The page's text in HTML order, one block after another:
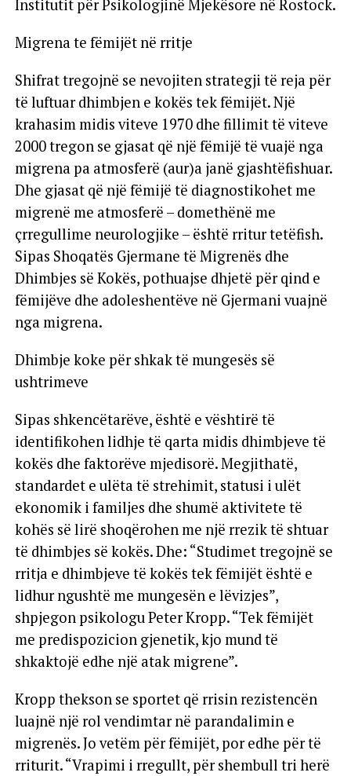
Institutit për Psikologjinë Mjekësore në Rostock.
Migrena te fëmijët në rritje
Shifrat tregojnë se nevojiten strategji të reja për
të luftuar dhimbjen e kokës tek fëmijët. Një
krahasim midis viteve 1970 dhe fillimit të viteve
2000 tregon se gjasat që një fëmijë të vuajë nga
migrena pa atmosferë (aur)a janë gjashtëfishuar.
Dhe gjasat që një fëmijë të diagnostikohet me
migrenë me atmosferë – domethënë me
çrregullime neurologjike – është rritur tetëfish.
Sipas Shoqatës Gjermane të Migrenës dhe
Dhimbjes së Kokës, pothuajse dhjetë për qind e
fëmijëve dhe adoleshentëve në Gjermani vuajnë
nga migrena.
Dhimbje koke për shkak të mungesës së
ushtrimeve
Sipas shkencëtarëve, është e vështirë të
identifikohen lidhje të qarta midis dhimbjeve të
kokës dhe faktorëve mjedisorë. Megjithatë,
standardet e ulëta të strehimit, statusi i ulët
ekonomik i familjes dhe shumë aktivitete të
kohës së lirë shoqërohen me një rrezik të shtuar
të dhimbjes së kokës. Dhe: “Studimet tregojnë se
rritja e dhimbjeve të kokës tek fëmijët është e
lidhur ngushtë me mungesën e lëvizjes”,
shpjegon psikologu Peter Kropp. “Tek fëmijët
me predispozicion gjenetik, kjo mund të
shkaktojë edhe një atak migrene”.
Kropp thekson se sportet që rrisin rezistencën
luajnë një rol vendimtar në parandalimin e
migrenës. Jo vetëm për fëmijët, por edhe për të
rriturit. “Vrapimi i rregullt, për shembull tri herë